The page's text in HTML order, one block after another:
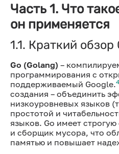
Часть 1. Что
он применяется
1.1. Краткий обзор
Go (Golang) –
программирования с
поддерживаемый Google.4
создания – объединить
низкоуровневых языков
простотой и
языков. Go имеет
и сборщик мусора, что
памятью и повышает